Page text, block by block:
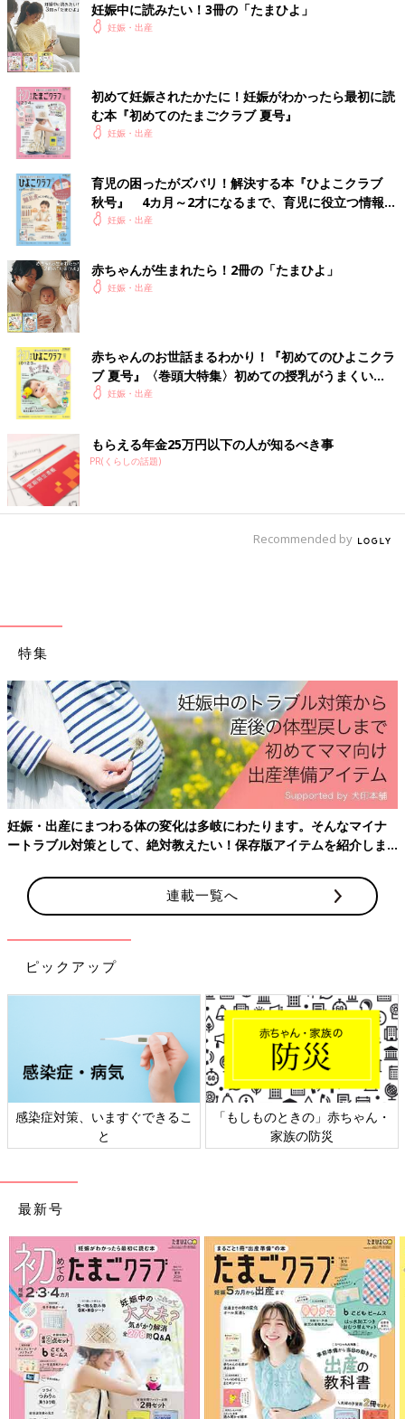
皆さん妊娠中の肩こりどうされてますか🥹？妊娠前はダルくなる
とすぐロキソニンテープ貼ってたんですけど、さすがに今はダメ
な気がするし😂ホットアイマスクとか肩温めるの買ってみたけ
ど、全然効きません😭！！.....
＜続きはアプリから＞
さ*****さん
寝違えてしまって肩が痛い…😭妊娠前ならサロンパスとかトクホ
ン貼ったけど、今はただ耐えるしかなく😭まぁいつか治るよね
😭.....
💬 5
K*****さん
右お尻、骨盤がめちゃ痛い。歩いたり重心かけると痛過ぎて泣け
てくる、同じお悩みの人いますかー？😢今日はホッカイロで温め
てみたけどあまり変わらず。。湿布も貼れないし、何より出産ま
でもしこの痛みが.....
＜続きはアプリから＞
だ*****さん
産婦人科で肩凝り相談したら、ピップエレキバンなら妊娠中貼っ
報交換できる同期ルームと、先輩ママの知恵を借りられる「グッ
無料公式アプリをダウンロード ＞
※上記の投稿は、アプリ「まいにちのたまひよ」ルームに投稿されたものから引用
しており、アイコン画像やユーザ名など一部編集しています。
妊娠中に読みたい！3冊の「たまひよ」
妊娠・出産
初めて妊娠されたかたに！妊娠がわかったら最初に読
む本『初めてのたまごクラブ 夏号』
妊娠・出産
育児の困ったがズバリ！解決する本『ひよこクラブ
秋号』 4カ月～2才になるまで、育児に役立つ情報が
いっぱい！
妊娠・出産
赤ちゃんが生まれたら！2冊の「たまひよ」
妊娠・出産
赤ちゃんのお世話まるわかり！『初めてのひよこクラ
ブ 夏号』〈巻頭大特集〉初めての授乳がうまくい
く！ おっぱい・ミルクの基本と夏のトラブル 解決テ
妊娠・出産
もらえる年金25万円以下の人が知るべき事
PR(くらしの話題)
Recommended by
特集
妊娠・出産にまつわる体の変化は多岐にわたります。そんなマイナ
ートラブル対策として、絶対教えたい！保存版アイテムを紹介しま
連載一覧へ
ピックアップ
感染症対策、いますぐできるこ
と
「もしものときの」赤ちゃん・
家族の防災
最新号